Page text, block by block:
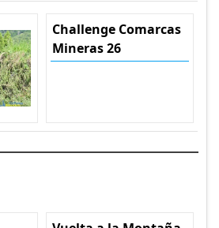
Challenge Comarcas
Mineras 26